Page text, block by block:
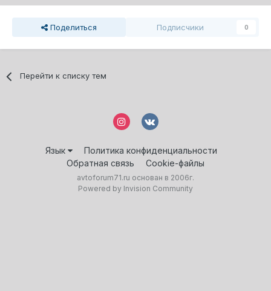
Поделиться Подписчики 0
Перейти к списку тем
Язык
Политика конфиденциальности
Обратная связь
Cookie-файлы
avtoforum71.ru основан в 2006г.
Powered by Invision Community